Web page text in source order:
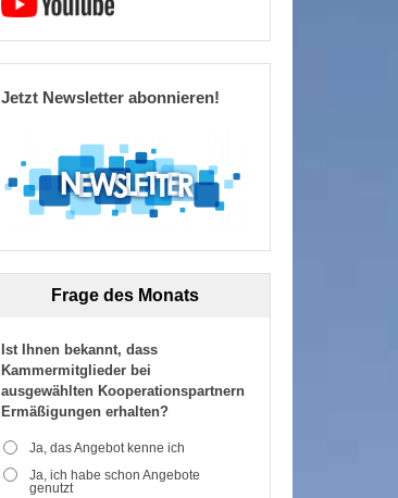
Jetzt Newsletter abonnieren!
Frage des Monats
Ist Ihnen bekannt, dass
Kammermitglieder bei
ausgewählten Kooperationspartnern
Ermäßigungen erhalten?
Ja, das Angebot kenne ich
Ja, ich habe schon Angebote
genutzt